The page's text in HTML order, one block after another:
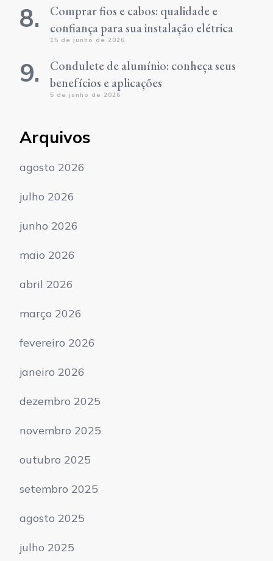
Comprar fios e cabos: qualidade e
confiança para sua instalação elétrica
15 de junho de 2026
Condulete de alumínio: conheça seus
benefícios e aplicações
5 de junho de 2026
Arquivos
agosto 2026
julho 2026
junho 2026
maio 2026
abril 2026
março 2026
fevereiro 2026
janeiro 2026
dezembro 2025
novembro 2025
outubro 2025
setembro 2025
agosto 2025
julho 2025